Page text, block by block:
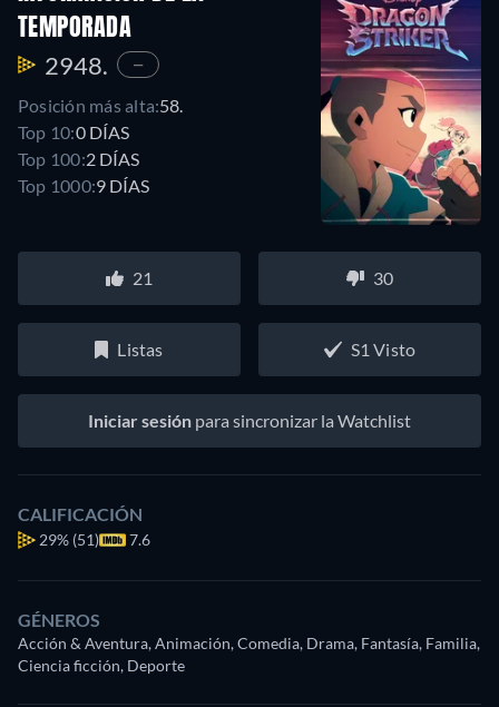
TEMPORADA
2948. —
Posición más alta:58.
Top 10:0 DÍAS
Top 100:2 DÍAS
Top 1000:9 DÍAS
21 30
Listas S1 Visto
Iniciar sesión para sincronizar la Watchlist
CALIFICACIÓN
29% (51) 7.6
GÉNEROS
Acción & Aventura, Animación, Comedia, Drama, Fantasía, Familia,
Ciencia ficción, Deporte